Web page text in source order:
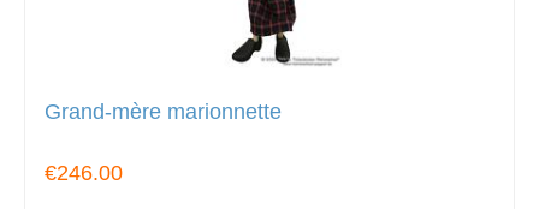
Grand-mère marionnette
€246.00